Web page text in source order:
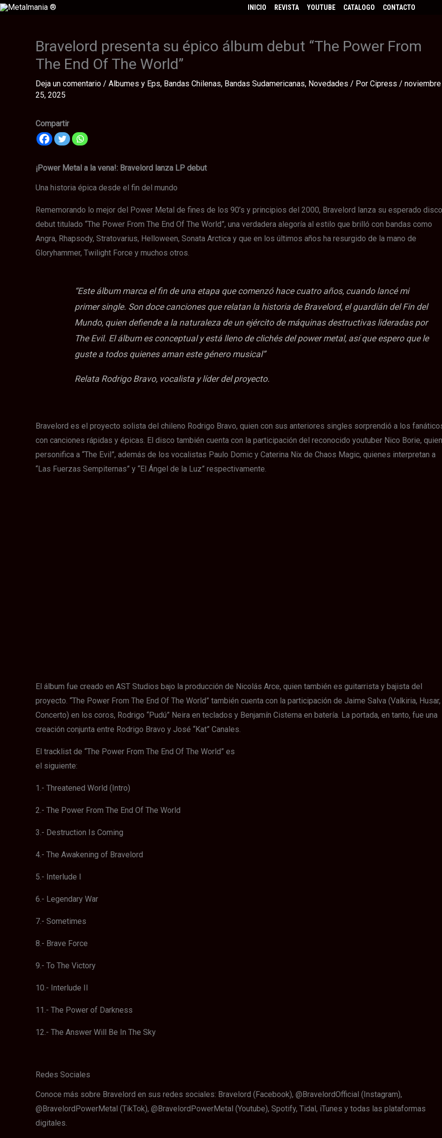
Ir
INICIO REVISTA YOUTUBE CATALOGO CONTACTO
Bravelord presenta su épico álbum debut “The Power From
The End Of The World”
Deja un comentario / Albumes y Eps, Bandas Chilenas, Bandas Sudamericanas, Novedades / Por Cipress / noviembre
25, 2025
Compartir
¡Power Metal a la vena!: Bravelord lanza LP debut
Una historia épica desde el fin del mundo
Rememorando lo mejor del Power Metal de fines de los 90’s y principios del 2000, Bravelord lanza su esperado disco
debut titulado “The Power From The End Of The World”, una verdadera alegoría al estilo que brilló con bandas como
Angra, Rhapsody, Stratovarius, Helloween, Sonata Arctica y que en los últimos años ha resurgido de la mano de
Gloryhammer, Twilight Force y muchos otros.
“Este álbum marca el fin de una etapa que comenzó hace cuatro años, cuando lancé mi
primer single. Son doce canciones que relatan la historia de Bravelord, el guardián delFin del
Mundo, quien defiende a la naturaleza de un ejército de máquinas destructivas lideradas por
The Evil. El álbum es conceptual y está lleno de clichés del power metal, así que espero que le
guste a todos quienes aman este género musical”
Relata Rodrigo Bravo, vocalista y líder del proyecto.
Bravelord es el proyecto solista del chileno Rodrigo Bravo, quien con sus anteriores singles sorprendió a los
con canciones rápidas y épicas. El disco también cuenta con la participación del reconocido youtuber Nico Borie, quien
personifica a “The Evil”, además de los vocalistas Paulo Domic y Caterina Nix de Chaos Magic, quienes interpretan a
“Las Fuerzas Sempiternas” y “El Ángel de la Luz” respectivamente.
El álbum fue creado en AST Studios bajo la producción de Nicolás Arce, quien también es guitarrista y bajista del
proyecto. “The Power From The End Of The World” también cuenta con la participación de Jaime Salva (Valkiria, Husar,
Concerto) en los coros, Rodrigo “Pudú” Neira en teclados y Benjamín Cisterna en batería. La portada, en tanto, fue una
creación conjunta entre Rodrigo Bravo y José “Kat” Canales.
El tracklist de “The Power From The End Of The World” es
el siguiente:
1.- Threatened World (Intro)
2.- The Power From The End Of The World
3.- Destruction Is Coming
4.- The Awakening of Bravelord
5.- Interlude I
6.- Legendary War
7.- Sometimes
8.- Brave Force
9.- To The Victory
10.- Interlude II
11.- The Power of Darkness
12.- The Answer Will Be In The Sky
Redes Sociales
Conoce más sobre Bravelord en sus redes sociales: Bravelord (Facebook), @BravelordOfficial (Instagram),
@BravelordPowerMetal (TikTok), @BravelordPowerMetal (Youtube), Spotify, Tidal, iTunes y todas las plataformas
digitales.